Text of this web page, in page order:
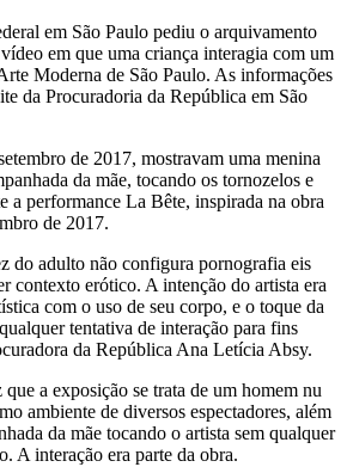
em São Paulo pediu o arquivamento
em que uma criança interagia com um
Moderna de São Paulo. As informações
da Procuradoria da República em São
de 2017, mostravam uma menina
da mãe, tocando os tornozelos e
a performance La Bête, inspirada na obra
de 2017.
do adulto não configura pornografia eis
contexto erótico. A intenção do artista era
com o uso de seu corpo, e o toque da
tentativa de interação para fins
da República Ana Letícia Absy.
a exposição se trata de um homem nu
ambiente de diversos espectadores, além
da mãe tocando o artista sem qualquer
A interação era parte da obra.